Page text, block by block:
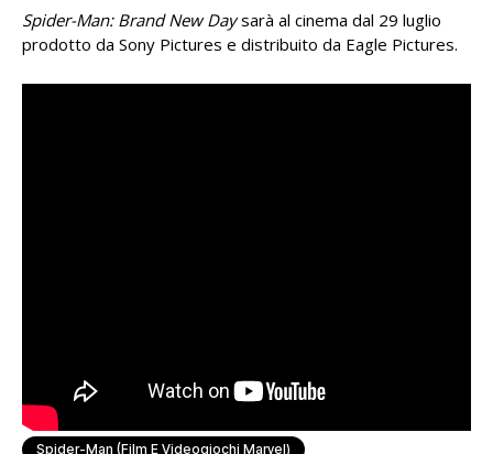
Spider-Man: Brand New Daysarà al cinema dal 29 luglio
prodotto da Sony Pictures e distribuito da Eagle Pictures.
Spider-Man (Film E Videogiochi Marvel)